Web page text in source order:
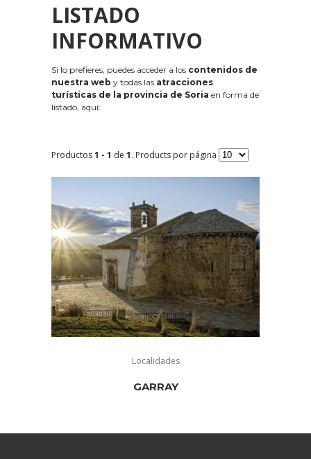
LISTADO
INFORMATIVO
Si lo prefieres, puedes acceder a los contenidos de
nuestra web y todas las atracciones
turísticas de la provincia de Soria en forma de
listado, aquí:
Productos1 - 1 de 1. Products por página
Localidades
GARRAY